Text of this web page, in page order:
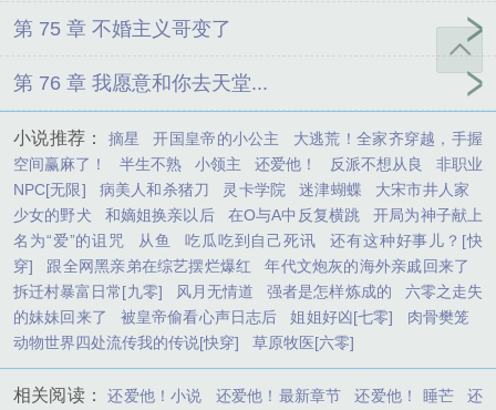
第 75 章 不婚主义哥变了
第 76 章 我愿意和你去天堂...
小说推荐： 摘星 开国皇帝的小公主
大逃荒！全家齐穿越，手握
空间赢麻了！
半生不熟 小领主 还爱他！ 反派不想从良
非职业
NPC[无限]
病美人和杀猪刀 灵卡学院 迷津蝴蝶
大宋市井人家
少女的野犬
和嫡姐换亲以后 在O与A中反复横跳
开局为神子献上
名为“爱”的诅咒
从鱼 吃瓜吃到自己死讯
还有这种好事儿？[快
穿]
跟全网黑亲弟在综艺摆烂爆红
年代文炮灰的海外亲戚回来了
拆迁村暴富日常[九零]
风月无情道 强者是怎样炼成的
六零之走失
的妹妹回来了
被皇帝偷看心声日志后 姐姐好凶[七零]
肉骨樊笼
动物世界四处流传我的传说[快穿]
草原牧医[六零]
相关阅读： 还爱他！小说 还爱他！最新章节 还爱他！ 睡芒 还